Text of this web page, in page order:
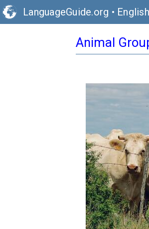
LanguageGuide.org •
Animal